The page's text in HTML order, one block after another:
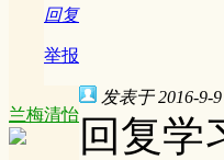
回复
举报
兰梅清怡
发表于 2016-9-
回复学